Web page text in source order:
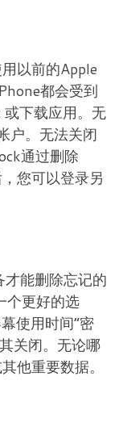
以前的Apple
都会受到
下载应用。无
户。无法关闭
通过删除
您可以登录另
能删除忘记的
个更好的选
使用时间”密
关闭。无论哪
他重要数据。